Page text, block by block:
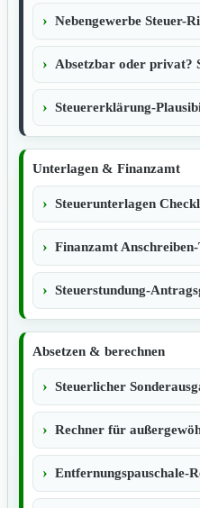
Nebengewerbe Steuer-
Absetzbar oder privat?
Steuererklärung-
Unterlagen & Finanzamt
Steuerunterlagen
Finanzamt
Steuerstundung-
Absetzen & berechnen
Steuerlicher
Rechner für
Entfernungspauschale-